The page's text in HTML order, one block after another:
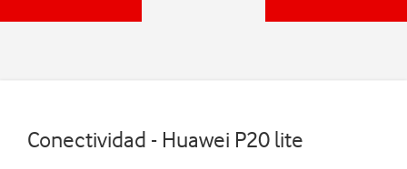
Conectividad - Huawei P20 lite